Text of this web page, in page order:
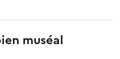
muséal